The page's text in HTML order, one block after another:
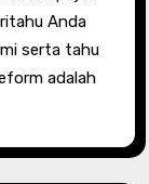
Anda
serta tahu
adalah